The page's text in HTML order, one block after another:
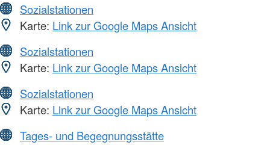
Sozialstationen
Karte: Link zur Google Maps Ansicht
Sozialstationen
Karte: Link zur Google Maps Ansicht
Sozialstationen
Karte: Link zur Google Maps Ansicht
Tages- und Begegnungsstätte